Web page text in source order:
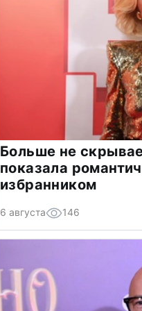
Больше не
показала
избранником
6 августа 146